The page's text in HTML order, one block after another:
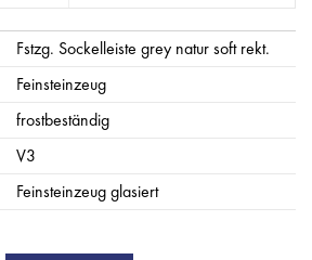
Fstzg. Sockelleiste grey natur soft rekt.
Feinsteinzeug
frostbeständig
V3
Feinsteinzeug glasiert